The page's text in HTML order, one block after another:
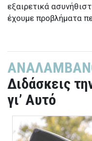
εξαιρετικά
έχουμε προβλήματα
Διδάσκεις
γι’ Αυτό